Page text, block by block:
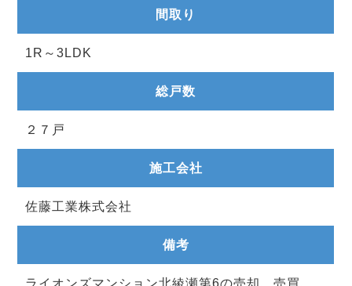
間取り
1R～3LDK
総戸数
２７戸
施工会社
佐藤工業株式会社
備考
ライオンズマンション北綾瀬第6の売却、売買、